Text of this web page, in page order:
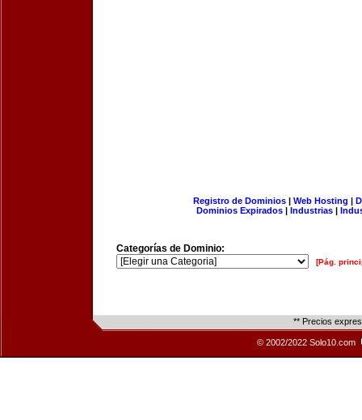
Registro de Dominios| Web Hosting |
Dominios Expirados | Industrias |
Categorías de Dominio:
[Pág.
** Precios
© 2002/2022 Solo10.com